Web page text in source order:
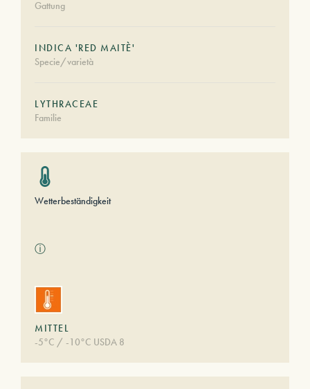
Gattung
INDICA 'RED MAITÈ'
Specie/varietà
LYTHRACEAE
Familie
Wetterbeständigkeit
ⓘ
MITTEL
-5°C / -10°C USDA 8